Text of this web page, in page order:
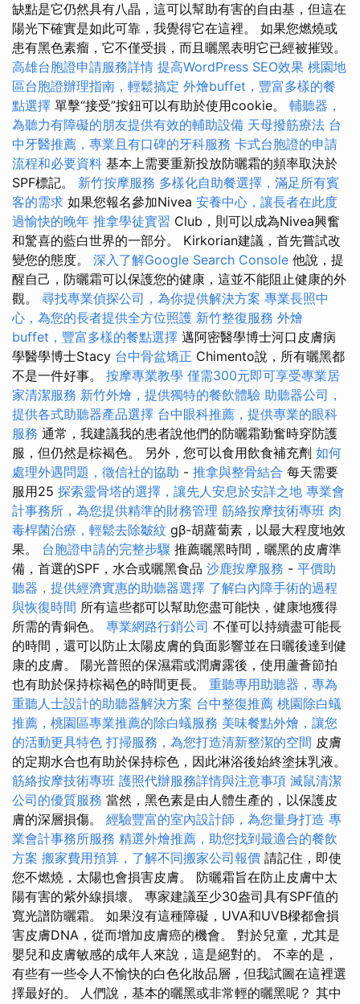
缺點是它仍然具有八晶，這可以幫助有害的自由基，但這在
陽光下確實是如此可靠，我覺得它在這裡。 如果您燃燒或
患有黑色素瘤，它不僅受損，而且曬黑表明它已經被摧毀。
高雄台胞證申請服務詳情 提高WordPress SEO效果 桃園地
區台胞證辦理指南，輕鬆搞定 外燴buffet，豐富多樣的餐
點選擇 單擊“接受”按鈕可以有助於使用cookie。 輔聽器，
為聽力有障礙的朋友提供有效的輔助設備 天母撥筋療法 台
中牙醫推薦，專業且有口碑的牙科服務 卡式台胞證的申請
流程和必要資料 基本上需要重新投放防曬霜的頻率取決於
SPF標記。 新竹按摩服務 多樣化自助餐選擇，滿足所有賓
客的需求 如果您報名參加Nivea 安養中心，讓長者在此度
過愉快的晚年 推拿學徒實習 Club，則可以成為Nivea興奮
和驚喜的藍白世界的一部分。 Kirkorian建議，首先嘗試改
變您的態度。 深入了解Google Search Console 他說，提
醒自己，防曬霜可以保護您的健康，這並不能阻止健康的外
觀。 尋找專業偵探公司，為你提供解決方案 專業長照中
心，為您的長者提供全方位照護 新竹整復服務 外燴
buffet，豐富多樣的餐點選擇 邁阿密醫學博士河口皮膚病
學醫學博士Stacy 台中骨盆矯正 Chimento說，所有曬黑都
不是一件好事。 按摩專業教學 僅需300元即可享受專業居
家清潔服務 新竹外燴，提供獨特的餐飲體驗 助聽器公司，
提供各式助聽器產品選擇 台中眼科推薦，提供專業的眼科
服務 通常，我建議我的患者說他們的防曬霜勤奮時穿防護
服，但仍然是棕褐色。 另外，您可以食用飲食補充劑 如何
處理外遇問題，徵信社的協助 - 推拿與整骨結合 每天需要
服用25 探索靈骨塔的選擇，讓先人安息於安詳之地 專業會
計事務所，為您提供精準的財務管理 筋絡按摩技術專班 肉
毒桿菌治療，輕鬆去除皺紋 gβ-胡蘿蔔素，以最大程度地效
果。 台胞證申請的完整步驟 推薦曬黑時間，曬黑的皮膚準
備，首選的SPF，水合或曬黑食品 沙鹿按摩服務 - 平價助
聽器，提供經濟實惠的助聽器選擇 了解白內障手術的過程
與恢復時間 所有這些都可以幫助您盡可能快，健康地獲得
所需的青銅色。 專業網路行銷公司 不僅可以持續盡可能長
的時間，還可以防止太陽皮膚的負面影響並在日曬後達到健
康的皮膚。 陽光普照的保濕霜或潤膚露後，使用蘆薈節拍
也有助於保持棕褐色的時間更長。 重聽專用助聽器，專為
重聽人士設計的助聽器解決方案 台中整復推薦 桃園除白蟻
推薦，桃園區專業推薦的除白蟻服務 美味餐點外燴，讓您
的活動更具特色 打掃服務，為您打造清新整潔的空間 皮膚
的定期水合也有助於保持棕色，因此淋浴後始終塗抹乳液。
筋絡按摩技術專班 護照代辦服務詳情與注意事項 滅鼠清潔
公司的優質服務 當然，黑色素是由人體生產的，以保護皮
膚的深層損傷。 經驗豐富的室內設計師，為您量身打造 專
業會計事務所服務 精選外燴推薦，助您找到最適合的餐飲
方案 搬家費用預算，了解不同搬家公司報價 請記住，即使
您不燃燒，太陽也會損害皮膚。 防曬霜旨在防止皮膚中太
陽有害的紫外線損壞。 專家建議至少30盎司具有SPF值的
寬光譜防曬霜。 如果沒有這種障礙，UVA和UVB樑都會損
害皮膚DNA，從而增加皮膚癌的機會。 對於兒童，尤其是
嬰兒和皮膚敏感的成年人來說，這是絕對的。 不幸的是，
有些有一些令人不愉快的白色化妝品層，但我試圖在這裡選
擇最好的。 人們說，基本的曬黑或非常輕的曬黑呢？ 其中